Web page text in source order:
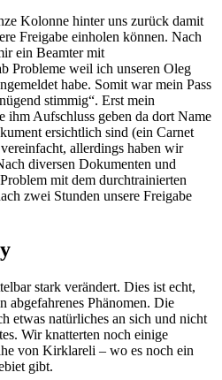
Kolonne hinter uns zurück damit
Freigabe einholen können. Nach
ein Beamter mit
Probleme weil ich unseren Oleg
habe. Somit war mein Pass
stimmig“. Erst mein
ihm Aufschluss geben da dort Name
ersichtlich sind (ein Carnet
vereinfacht, allerdings haben wir
diversen Dokumenten und
mit dem durchtrainierten
zwei Stunden unsere Freigabe
stark verändert. Dies ist echt,
abgefahrenes Phänomen. Die
etwas natürliches an sich und nicht
Wir knatterten noch einige
von Kirklareli – wo es noch ein
gibt.